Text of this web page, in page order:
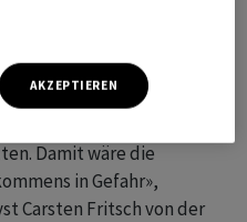
für Unmut unter den
eine fortgesetzte
könnte die Bereitschaft
Damit wäre die
in Gefahr»,
Carsten Fritsch von der
AKZEPTIEREN